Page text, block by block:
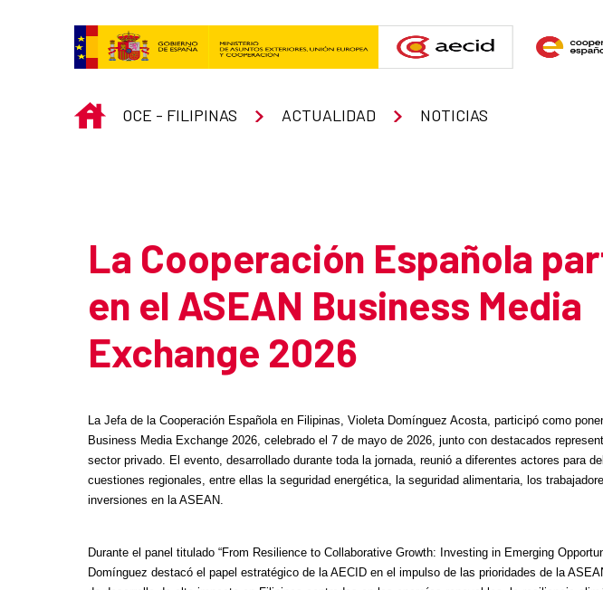
INICIO
OCE - FILIPINAS ACTUALIDAD NOTICIAS
La Cooperación Española
en el ASEAN Business Media
Exchange 2026
La Jefa de la Cooperación Española en Filipinas, Violeta Domínguez Acosta, participó como
Business Media Exchange 2026, celebrado el 7 de mayo de 2026, junto con destacados
sector privado. El evento, desarrollado durante toda la jornada, reunió a diferentes actores para
cuestiones regionales, entre ellas la seguridad energética, la seguridad alimentaria, los
inversiones en la ASEAN.
Durante el panel titulado “From Resilience to Collaborative Growth: Investing in Emerging
Domínguez destacó el papel estratégico de la AECID en el impulso de las prioridades de la